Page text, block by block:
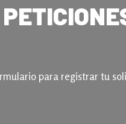
para registrar tu